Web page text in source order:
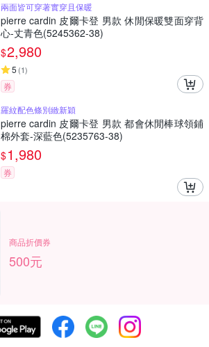
兩面皆可穿著實穿且保暖
pierre cardin 皮爾卡登 男款 休閒保暖雙面穿背
心-丈青色(5245362-38)
$2,980
5 (1)
券
羅紋配色條別緻新穎
pierre cardin 皮爾卡登 男款 都會休閒棒球領鋪
棉外套-深藍色(5235763-38)
$1,980
券
商品折價券
500元